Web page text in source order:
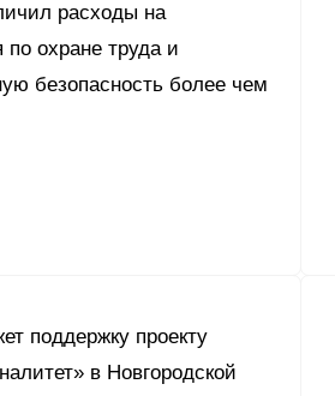
расходы на
по охране труда и
безопасность более чем
поддержку проекту
в Новгородской